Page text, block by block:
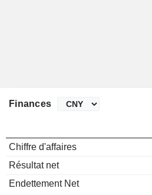
Finances
Chiffre d'affaires
Résultat net
Endettement Net